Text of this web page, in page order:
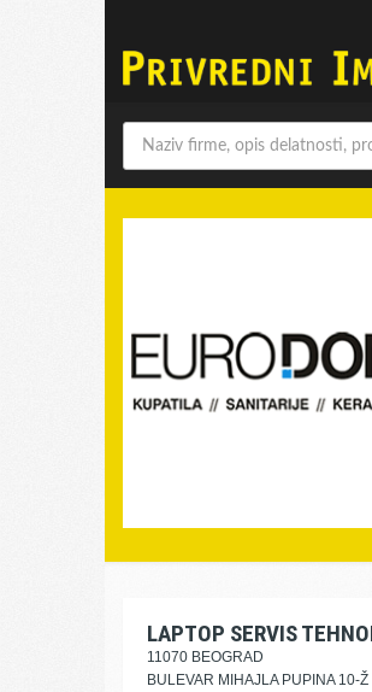
LAPTOP SERVIS
11070 BEOGRAD
BULEVAR MIHAJLA PUPINA 10-Ž